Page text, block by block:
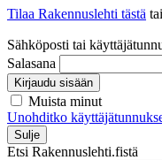
Tilaa Rakennuslehti tästä
Sähköposti tai
Salasana
Kirjaudu sisään
Muista minut
Unohditko
Sulje
Etsi Rakennuslehti.fistä